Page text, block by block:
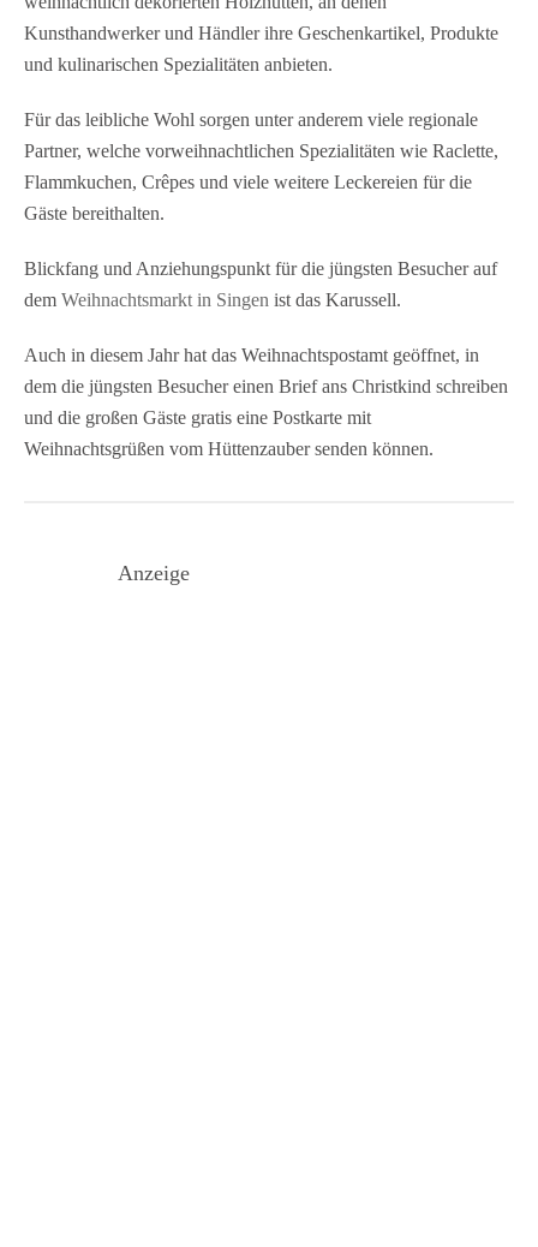
Kunsthandwerker und Händler ihre Geschenkartikel, Produkte
und kulinarischen Spezialitäten anbieten.
Für das leibliche Wohl sorgen unter anderem viele regionale
Partner, welche vorweihnachtlichen Spezialitäten wie Raclette,
Flammkuchen, Crêpes und viele weitere Leckereien für die
Gäste bereithalten.
Blickfang und Anziehungspunkt für die jüngsten Besucher auf
dem Weihnachtsmarkt in Singen ist das Karussell.
Auch in diesem Jahr hat das Weihnachtspostamt geöffnet, in
dem die jüngsten Besucher einen Brief ans Christkind schreiben
und die großen Gäste gratis eine Postkarte mit
Weihnachtsgrüßen vom Hüttenzauber senden können.
Anzeige